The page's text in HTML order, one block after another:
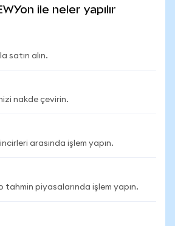
ile neler yapılır
satın alın.
nakde çevirin.
arasında işlem yapın.
tahmin piyasalarında işlem yapın.